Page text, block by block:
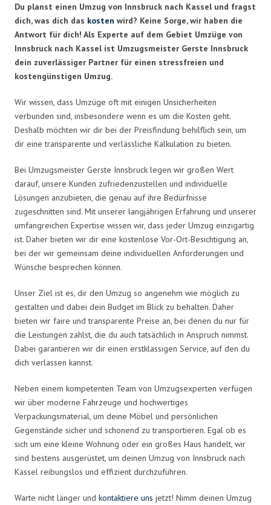
Du planst einen Umzug von Innsbruck nach Kassel und fragst
dich, was dich das kosten wird? Keine Sorge, wir haben die
Antwort für dich! Als Experte auf dem Gebiet Umzüge von
Innsbruck nach Kassel ist Umzugsmeister Gerste Innsbruck
dein zuverlässiger Partner für einen stressfreien und
kostengünstigen Umzug.
Wir wissen, dass Umzüge oft mit einigen Unsicherheiten
verbunden sind, insbesondere wenn es um die Kosten geht.
Deshalb möchten wir dir bei der Preisfindung behilflich sein, um
dir eine transparente und verlässliche Kalkulation zu bieten.
Bei Umzugsmeister Gerste Innsbruck legen wir großen Wert
darauf, unsere Kunden zufriedenzustellen und individuelle
Lösungen anzubieten, die genau auf ihre Bedürfnisse
zugeschnitten sind. Mit unserer langjährigen Erfahrung und unserer
umfangreichen Expertise wissen wir, dass jeder Umzug einzigartig
ist. Daher bieten wir dir eine kostenlose Vor-Ort-Besichtigung an,
bei der wir gemeinsam deine individuellen Anforderungen und
Wünsche besprechen können.
Unser Ziel ist es, dir den Umzug so angenehm wie möglich zu
gestalten und dabei dein Budget im Blick zu behalten. Daher
bieten wir faire und transparente Preise an, bei denen du nur für
die Leistungen zahlst, die du auch tatsächlich in Anspruch nimmst.
Dabei garantieren wir dir einen erstklassigen Service, auf den du
dich verlassen kannst.
Neben einem kompetenten Team von Umzugsexperten verfügen
wir über moderne Fahrzeuge und hochwertiges
Verpackungsmaterial, um deine Möbel und persönlichen
Gegenstände sicher und schonend zu transportieren. Egal ob es
sich um eine kleine Wohnung oder ein großes Haus handelt, wir
sind bestens ausgerüstet, um deinen Umzug von Innsbruck nach
Kassel reibungslos und effizient durchzuführen.
Warte nicht länger und kontaktiere uns jetzt! Nimm deinen Umzug